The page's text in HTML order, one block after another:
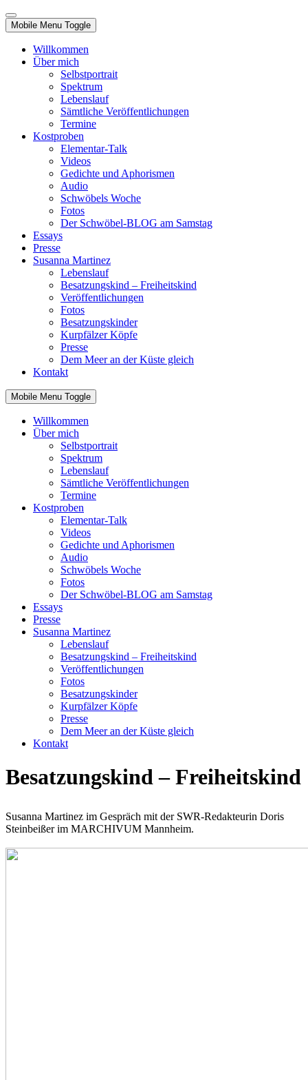
Mobile Menu Toggle
Willkommen
Über mich
Selbstportrait
Spektrum
Lebenslauf
Sämtliche Veröffentlichungen
Termine
Kostproben
Elementar-Talk
Videos
Gedichte und Aphorismen
Audio
Schwöbels Woche
Fotos
Der Schwöbel-BLOG am Samstag
Essays
Presse
Susanna Martinez
Lebenslauf
Besatzungskind – Freiheitskind
Veröffentlichungen
Fotos
Besatzungskinder
Kurpfälzer Köpfe
Presse
Dem Meer an der Küste gleich
Kontakt
Mobile Menu Toggle
Willkommen
Über mich
Selbstportrait
Spektrum
Lebenslauf
Sämtliche Veröffentlichungen
Termine
Kostproben
Elementar-Talk
Videos
Gedichte und Aphorismen
Audio
Schwöbels Woche
Fotos
Der Schwöbel-BLOG am Samstag
Essays
Presse
Susanna Martinez
Lebenslauf
Besatzungskind – Freiheitskind
Veröffentlichungen
Fotos
Besatzungskinder
Kurpfälzer Köpfe
Presse
Dem Meer an der Küste gleich
Kontakt
Besatzungskind – Freiheitskind
Susanna Martinez im Gespräch mit der SWR-Redakteurin Doris
Steinbeißer im MARCHIVUM Mannheim.